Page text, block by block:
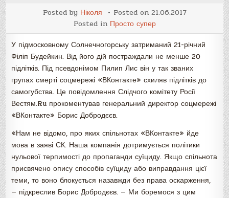
Posted by Ніколя Posted on 21.06.2017
Posted in Просто супер
У підмосковному Солнечногорську затриманий 21-річний
Філіп Будейкин. Від його дій постраждали не менше 20
підлітків. Під псевдонімом Пилип Лис він у так званих
групах смерті соцмережі «ВКонтакте» схиляв підлітків до
самогубства. Це повідомлення Слідчого комітету Росії
Вестям.Ru прокоментував генеральний директор соцмережі
«ВКонтакте» Борис Добродєєв.
«Нам не відомо, про яких спільнотах «ВКонтакте» йде
мова в заяві СК. Наша компанія дотримується політики
нульової терпимості до пропаганди суїциду. Якщо спільнота
присвячено опису способів суїциду або виправдання цієї
теми, то воно блокується назавжди без права оскарження,
— підкреслив Борис Добродєєв. — Ми боремося з цим